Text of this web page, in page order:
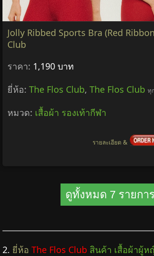
Jolly Ribbed Sports Bra (Red
Club
ราคา: 1,190 บาท
ยี่ห้อ: The Flos Club, The Flos Club ทุ
หมวด: เสื้อผ้า รองเท้ากีฬา
รายละเอียด &
ดูทั้งหมด 7 รายการ
2. ยี่ห้อ The Flos Club สินค้า เสื้อผ้าผู้ห